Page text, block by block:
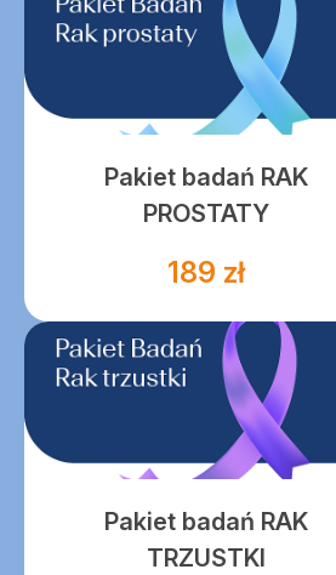
Pakiet badań RAK
PROSTATY
189 zł
Pakiet badań RAK
TRZUSTKI